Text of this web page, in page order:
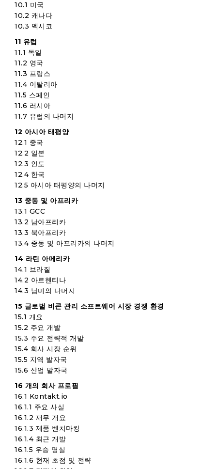
10.1 미국
10.2 캐나다
10.3 멕시코
11 유럽
11.1 독일
11.2 영국
11.3 프랑스
11.4 이탈리아
11.5 스페인
11.6 러시아
11.7 유럽의 나머지
12 아시아 태평양
12.1 중국
12.2 일본
12.3 인도
12.4 한국
12.5 아시아 태평양의 나머지
13 중동 및 아프리카
13.1 GCC
13.2 남아프리카
13.3 북아프리카
13.4 중동 및 아프리카의 나머지
14 라틴 아메리카
14.1 브라질
14.2 아르헨티나
14.3 남미의 나머지
15 글로벌 비콘 관리 소프트웨어 시장 경쟁 환경
15.1 개요
15.2 주요 개발
15.3 주요 전략적 개발
15.4 회사 시장 순위
15.5 지역 발자국
15.6 산업 발자국
16 개의 회사 프로필
16.1 Kontakt.io
16.1.1 주요 사실
16.1.2 재무 개요
16.1.3 제품 벤치마킹
16.1.4 최근 개발
16.1.5 우승 명실
16.1.6 현재 초점 및 전략